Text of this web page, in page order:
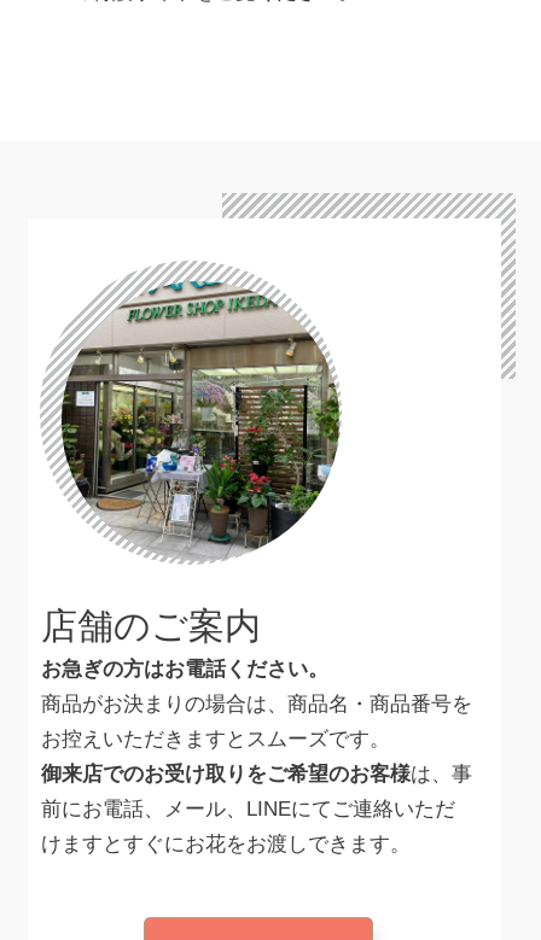
店舗のご案内
お急ぎの方はお電話ください。
商品がお決まりの場合は、商品名・商品番号を
お控えいただきますとスムーズです。
御来店でのお受け取りをご希望のお客様は、事
前にお電話、メール、LINEにてご連絡いただ
けますとすぐにお花をお渡しできます。